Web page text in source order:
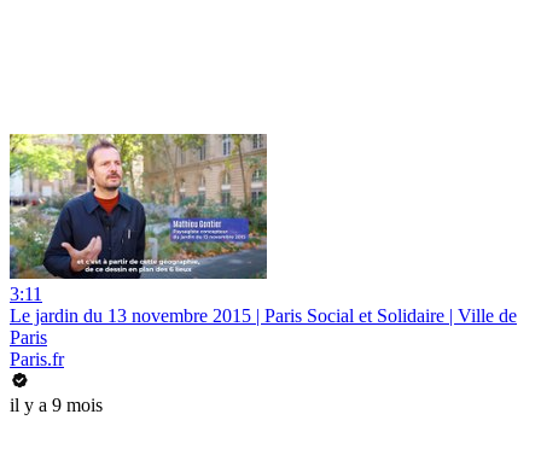
3:11
Le jardin du 13 novembre 2015 | Paris Social et Solidaire | Ville de
Paris
Paris.fr
il y a 9 mois